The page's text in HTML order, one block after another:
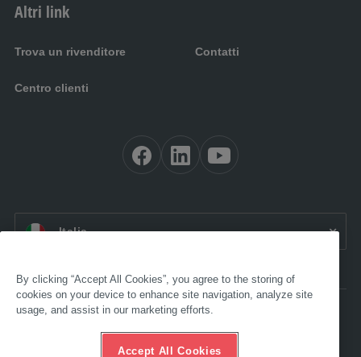
Altri link
Trova un rivenditore Contatti
Centro clienti
IT: Italia
Accessibilità
Note legali
CGV
By clicking “Accept All Cookies”, you agree to the storing of
cookies on your device to enhance site navigation, analyze site
usage, and assist in our marketing efforts.
Accept All Cookies